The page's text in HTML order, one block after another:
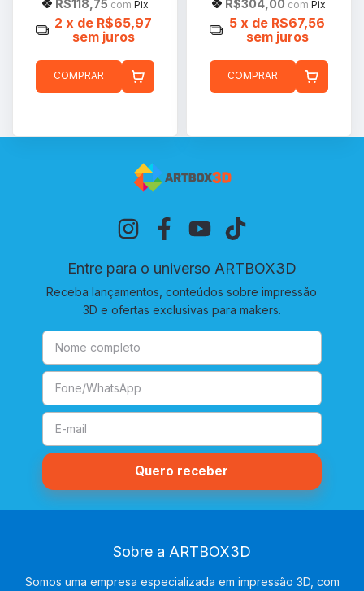
R$118,75 com Pix
2 x de R$65,97
sem juros
COMPRAR
R$304,00 com Pix
5 x de R$67,56
sem juros
COMPRAR
Entre para o universo ARTBOX3D
Receba lançamentos, conteúdos sobre impressão
3D e ofertas exclusivas para makers.
Sobre a ARTBOX3D
Somos uma empresa especializada em impressão 3D, com